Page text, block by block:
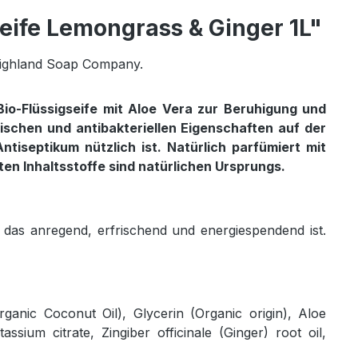
Lemongrass & Ginger 1L"
Soap Company.
Flüssigseife mit Aloe Vera zur Beruhigung und
und antibakteriellen Eigenschaften auf der
nützlich ist. Natürlich parfümiert mit
Inhaltsstoffe sind natürlichen Ursprungs.
anregend, erfrischend und energiespendend ist.
Coconut Oil), Glycerin (Organic origin), Aloe
citrate, Zingiber officinale (Ginger) root oil,